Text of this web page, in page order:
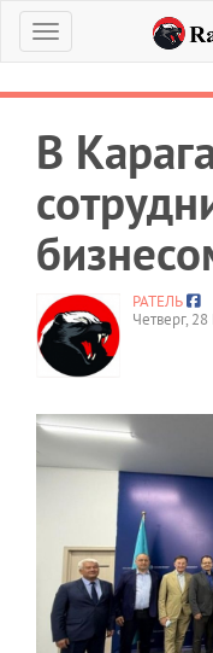
Меню
В
РАТЕЛЬ
Четверг,